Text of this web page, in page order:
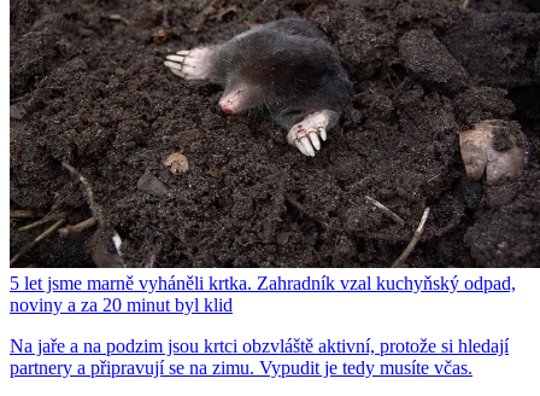
5 let jsme marně vyháněli krtka. Zahradník vzal kuchyňský odpad,
noviny a za 20 minut byl klid
Na jaře a na podzim jsou krtci obzvláště aktivní, protože si hledají
partnery a připravují se na zimu. Vypudit je tedy musíte včas.